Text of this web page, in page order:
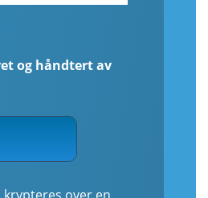
og håndtert av